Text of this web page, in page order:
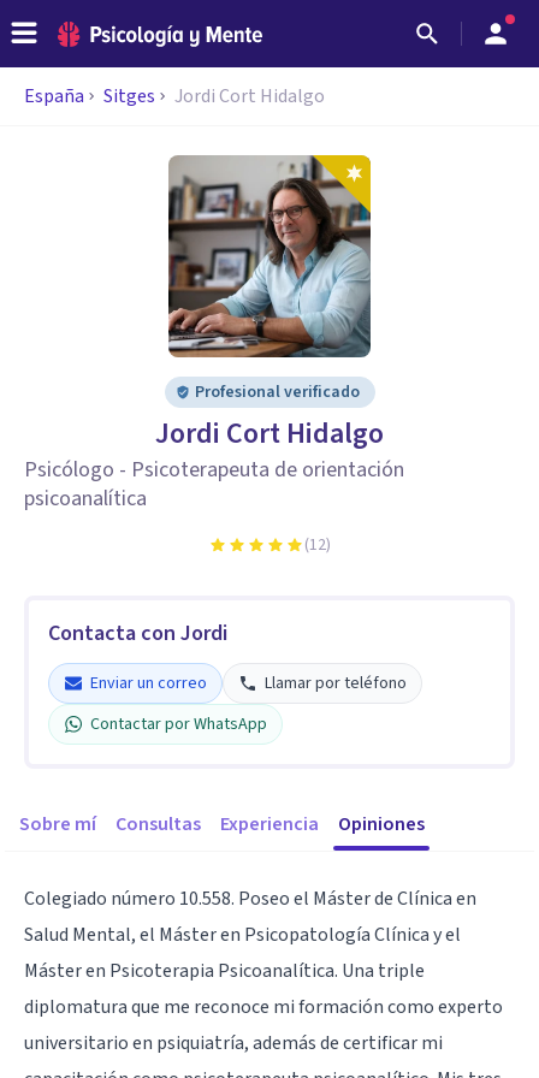
España Sitges Jordi Cort Hidalgo
Profesional verificado
Jordi Cort Hidalgo
Psicólogo - Psicoterapeuta de orientación
psicoanalítica
(12)
Contacta con Jordi
Enviar un correo
Llamar por teléfono
Contactar por WhatsApp
Sobre mí Consultas Experiencia Opiniones
Colegiado número 10.558. Poseo el Máster de Clínica en
Salud Mental, el Máster en Psicopatología Clínica y el
Máster en Psicoterapia Psicoanalítica. Una triple
diplomatura que me reconoce mi formación como experto
universitario en psiquiatría, además de certificar mi